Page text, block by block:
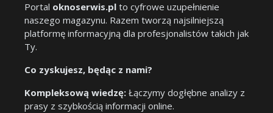
Portal oknoserwis.pl to cyfrowe uzupełnienie
naszego magazynu. Razem tworzą najsilniejszą
platformę informacyjną dla profesjonalistów takich jak
Ty.
Co zyskujesz, będąc z nami?
Kompleksową wiedzę: Łączymy dogłębne analizy z
prasy z szybkością informacji online.